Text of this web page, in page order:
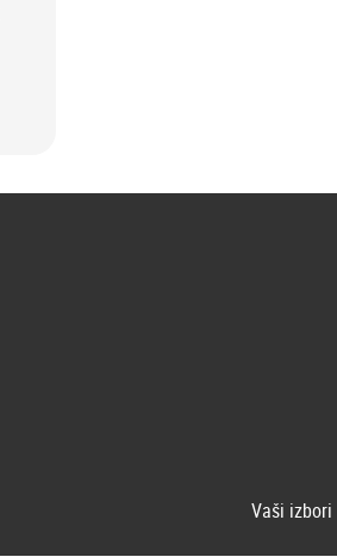
Vaši